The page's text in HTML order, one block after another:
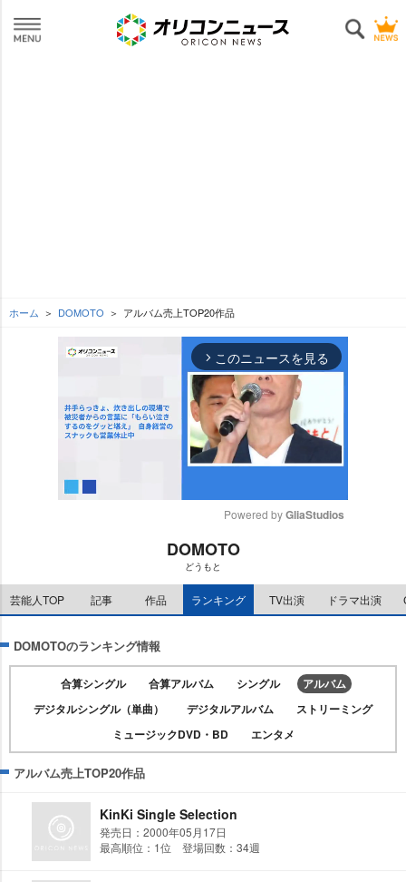
ホーム DOMOTO アルバム売上TOP20作品
arrow_forward_ios このニュースを見る
t
e
Powered by GliaStudios
DOMOTO
どうもと
芸能人TOP 記事 作品 ランキング TV出演 ドラマ出演
DOMOTOのランキング情報
合算シングル 合算アルバム シングル
アルバム
デジタルシングル（単曲）
デジタルアルバム
ストリーミング
ミュージックDVD・BD
エンタメ
アルバム売上TOP20作品
KinKi Single Selection
発売日：2000年05月17日
最高順位：1位 登場回数：34週